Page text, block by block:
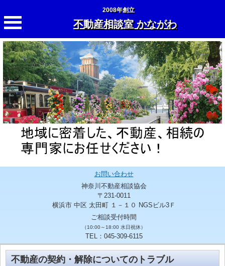
2008年創立
不動産相談室 かながわ
お問い合わせ
神奈川不動産相談協会
〒231-0011
横浜市 中区 太田町 １－１０ NGSビル3Ｆ
ご相談受付時間
（10:00～18:00 水日祝休）
TEL：045-309-6115
不動産の契約・解除についてのトラブル